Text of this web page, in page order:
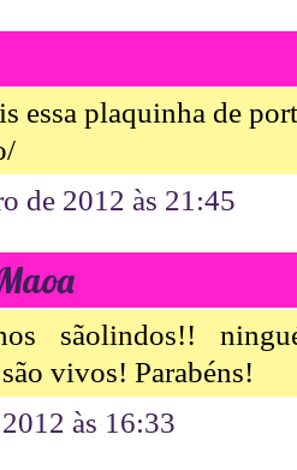
essa plaquinha de
de 2012 às 21:45
sãolindos!!
vivos! Parabéns!
às 16:33